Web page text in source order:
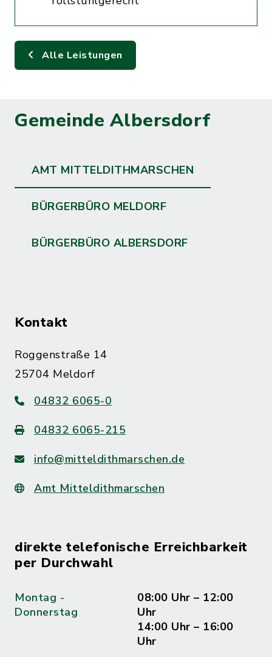
Alle Leistungen
Gemeinde Albersdorf
AMT MITTELDITHMARSCHEN
BÜRGERBÜRO MELDORF
BÜRGERBÜRO ALBERSDORF
Kontakt
Roggenstraße 14
25704 Meldorf
04832 6065-0
04832 6065-215
info@mitteldithmarschen.de
Amt Mitteldithmarschen
direkte telefonische Erreichbarkeit
per Durchwahl
Montag -
Donnerstag
08:00 Uhr – 12:00
Uhr
14:00 Uhr – 16:00
Uhr